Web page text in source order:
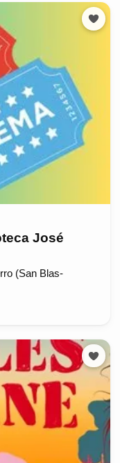
José
(San Blas-